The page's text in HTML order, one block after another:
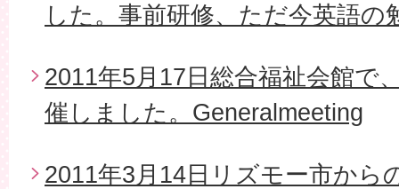
した。事前研修、ただ今英語の
2011年5月17日総合福祉会館で
催しました。Generalmeeting
2011年3月14日リズモー市から